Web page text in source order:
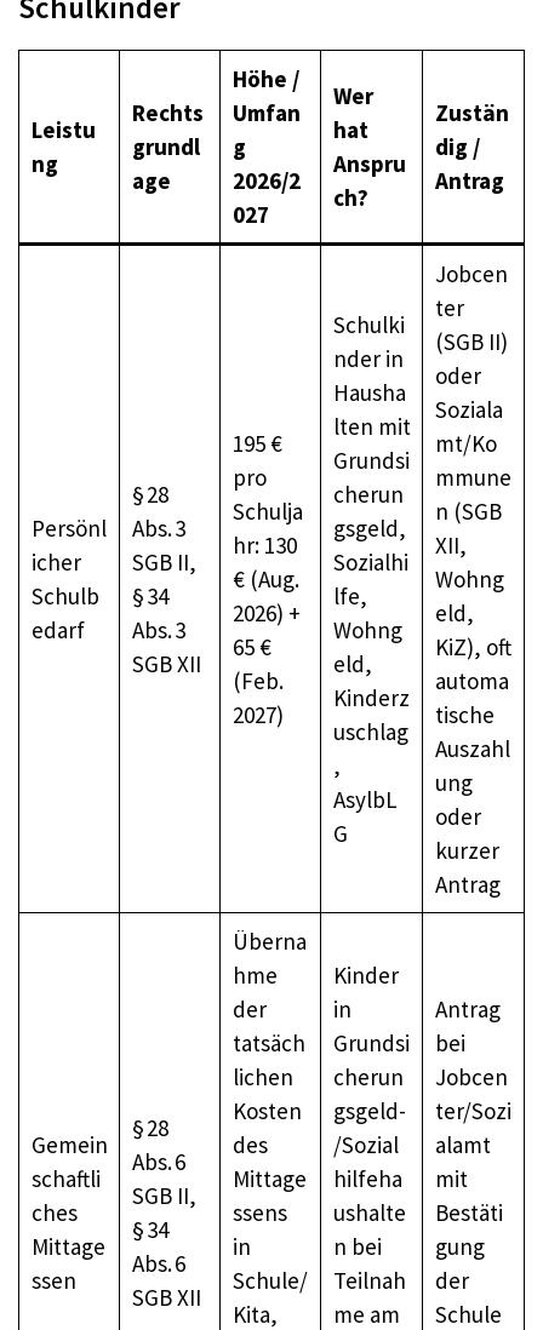
Leistu
ng
Rechts
grundl
age
Höhe /
Umfan
g
2026/2
027
Wer
hat
Anspru
ch?
Zustän
dig /
Antrag
Persönl
icher
Schulb
edarf
§ 28
Abs. 3
SGB II,
§ 34
Abs. 3
SGB XII
195 €
pro
Schulja
hr: 130
€ (Aug.
2026) +
65 €
(Feb.
2027)
Schulki
nder in
Hausha
lten mit
Grundsi
cherun
gsgeld,
Sozialhi
lfe,
Wohng
eld,
Kinderz
uschlag
,
AsylbL
G
Jobcen
ter
(SGB II)
oder
Soziala
mt/Ko
mmune
n (SGB
XII,
Wohng
eld,
KiZ), oft
automa
tische
Auszahl
ung
oder
kurzer
Antrag
Gemein
schaftli
ches
Mittage
ssen
§ 28
Abs. 6
SGB II,
§ 34
Abs. 6
SGB XII
Überna
hme
der
tatsäch
lichen
Kosten
des
Mittage
ssens
in
Schule/
Kita,
Kinder
in
Grundsi
cherun
gsgeld-
/Sozial
hilfeha
ushalte
n bei
Teilnah
me am
Antrag
bei
Jobcen
ter/Sozi
alamt
mit
Bestäti
gung
der
Schule